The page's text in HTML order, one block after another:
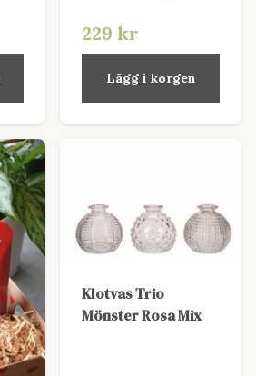
229 kr
Lägg i korgen
Klotvas Trio
Mönster Rosa Mix